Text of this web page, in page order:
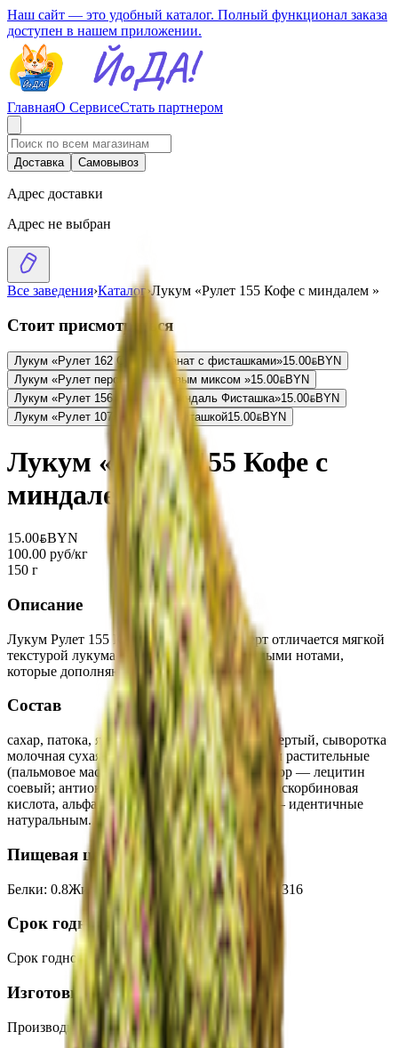
Наш сайт — это удобный каталог. Полный функционал заказа
доступен в нашем приложении.
ГлавнаяО СервисеСтать партнером
Доставка Самовывоз
Адрес доставки
Адрес не выбран
Все заведения›Каталог›Лукум «Рулет 155 Кофе с миндалем »
Стоит присмотреться
Лукум «Рулет 162 Султан Гранат с фисташками»15.00BYNBYN
Лукум «Рулет персик с ореховым миксом »15.00BYNBYN
Лукум «Рулет 156 Шоколад Миндаль Фисташка»15.00BYNBYN
Лукум «Рулет 107» манго с фисташкой15.00BYNBYN
Лукум «Рулет 155 Кофе с
миндалем »
15.00BYNBYN
100.00 руб/кг
150 г
Описание
Лукум Рулет 155 Кофе с миндалем - десерт отличается мягкой
текстурой лукума с выраженными кофейными нотами,
которые дополняются хрустящим орехом.
Состав
сахар, патока, ядро миндаля тертое, арахис тертый, сыворотка
молочная сухая, молоко цельное сухое, жиры растительные
(пальмовое масло), какао порошок, эмульгатор — лецитин
соевый; антиокислитель — NovaSOL COF (аскорбиновая
кислота, альфа-токоферол); ароматизаторы — идентичные
натуральным.
Пищевая ценность на 100г
Белки: 0.8Жиры : Углеводы : 79.4 Калории 316
Срок годности
Срок годности: 6 месяца
Изготовитель
Производитель:
ООО «БестФуд»